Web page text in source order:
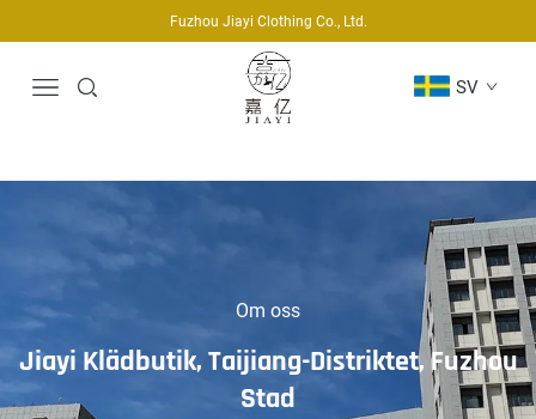
Fuzhou Jiayi Clothing Co., Ltd.
SV
Om oss
Jiayi Klädbutik, Taijiang-Distriktet, Fuzhou
Stad